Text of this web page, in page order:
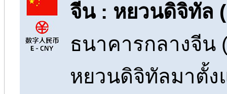
จีน : หยวนดิจิทัล
ธนาคารกลางจีน
หยวนดิจิทัลมาตั้ง